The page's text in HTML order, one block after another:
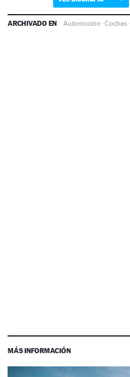
ARCHIVADO EN Automoción ·Coches·
MÁS INFORMACIÓN